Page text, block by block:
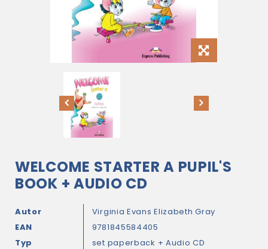
WELCOME STARTER A PUPIL'S
BOOK + AUDIO CD
Autor Virginia EvansElizabeth Gray
EAN
9781845584405
Typ
set paperback + Audio CD